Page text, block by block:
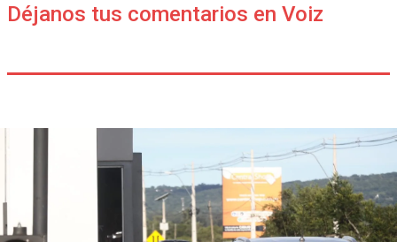
Déjanos tus comentarios en Voiz